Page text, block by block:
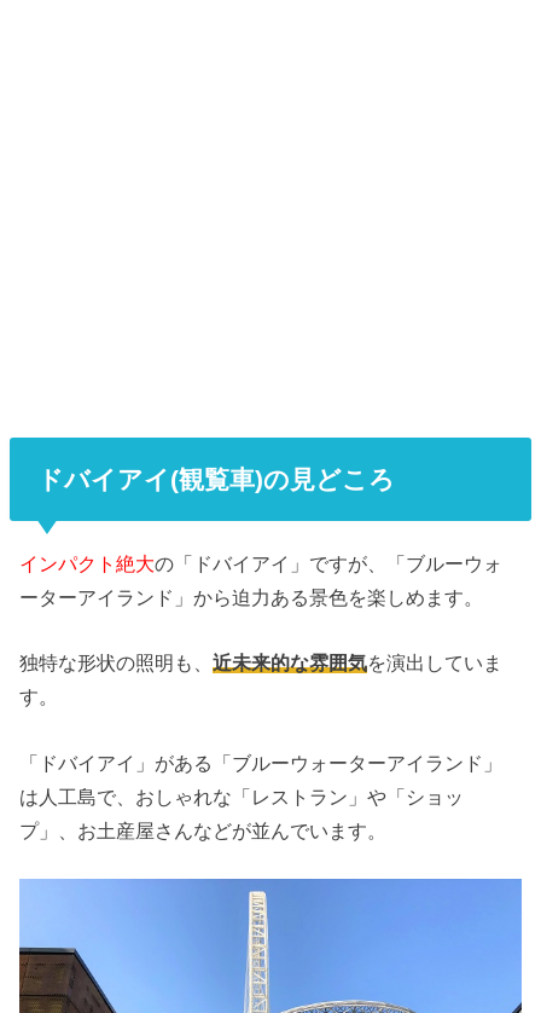
ドバイアイ(観覧車)の見どころ
インパクト絶大の「ドバイアイ」ですが、「ブルーウォ
ーターアイランド」から迫力ある景色を楽しめます。
独特な形状の照明も、近未来的な雰囲気を演出していま
す。
「ドバイアイ」がある「ブルーウォーターアイランド」
は人工島で、おしゃれな「レストラン」や「ショッ
プ」、お土産屋さんなどが並んでいます。